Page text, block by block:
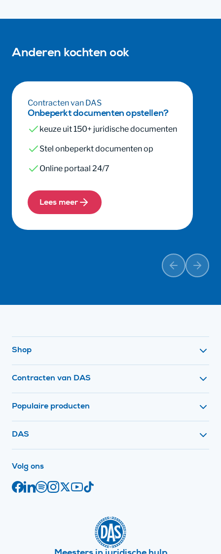
Anderen kochten ook
Contracten van DAS
Onbeperkt documenten opstellen?
keuze uit 150+ juridische documenten
Stel onbeperkt documenten op
Online portaal 24/7
Lees meer
Vorige
Shop
Contracten van DAS
Populaire producten
Contact met
DAS
Volg ons
op social media